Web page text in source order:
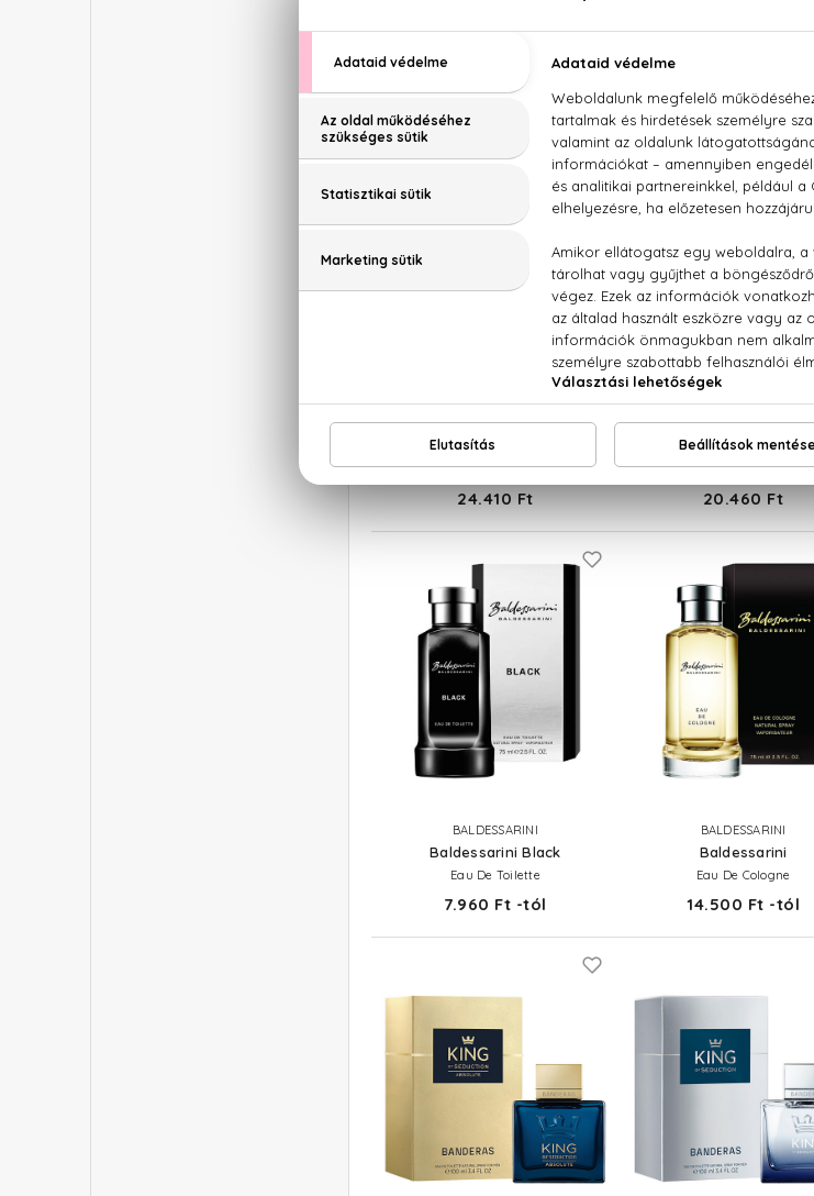
Eau De Toilette
Eau De Parfum Intense
AZZARO
Eau De Parfum
100 ml
24.410 Ft
AZZARO
Eau De Parfum
100 ml
20.460 Ft
BALDESSARINI
Baldessarini Black
Eau De Toilette
7.960 Ft -tól
BALDESSARINI
Baldessarini
Eau De Cologne
14.500 Ft -tól